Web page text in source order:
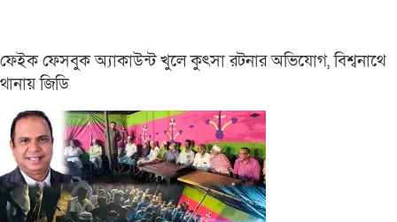
ফেইক ফেসবুক অ্যাকাউন্ট খুলে কুৎসা রটনার অভিযোগ, বিশ্বনাথে
থানায় জিডি